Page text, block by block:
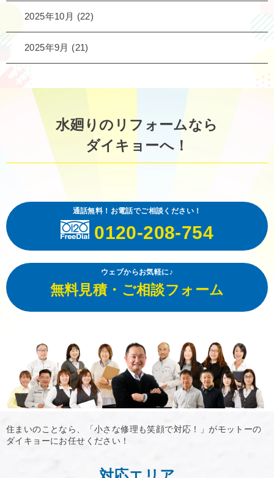
2025年10月 (22)
2025年9月 (21)
水廻りのリフォームなら
ダイキョーへ！
通話無料！お電話でご相談ください！
0120-208-754
ウェブからお気軽に♪
無料見積・ご相談フォーム
住まいのことなら、「小さな修理も笑顔で対応！」がモットーの
ダイキョーにお任せください！